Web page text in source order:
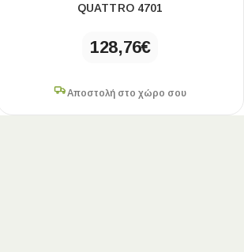
QUATTRO 4701
128,76€
Αποστολή στο χώρο σου